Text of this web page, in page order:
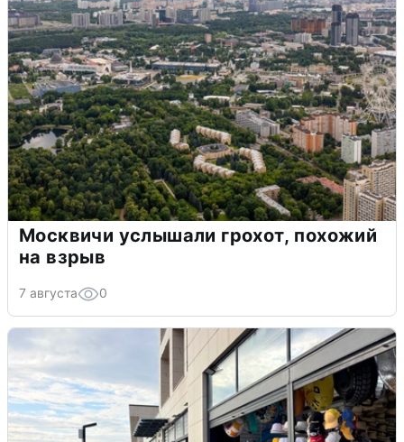
Москвичи услышали грохот, похожий
на взрыв
7 августа 0